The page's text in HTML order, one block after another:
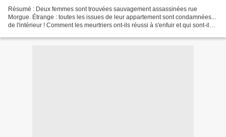
Résumé : Deux femmes sont trouvées sauvagement assassinées rue
Morgue. Étrange : toutes les issues de leur appartement sont condamnées...
de l'intérieur ! Comment les meurtriers ont-ils réussi à s'enfuir et qui sont-ils ?